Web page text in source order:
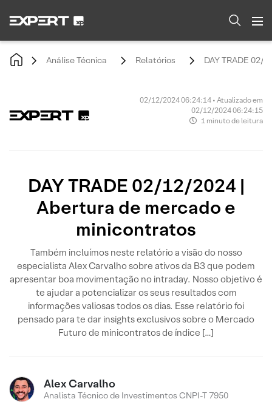
Análise Técnica Relatórios DAY TRADE 02/
02/12/2024 06:24:14 • Atualizado em
02/12/2024 06:24:15
1 minuto de leitura
DAY TRADE 02/12/2024 |
Abertura de mercado e
minicontratos
Também incluímos neste relatório a visão do nosso
especialista Alex Carvalho sobre ativos da B3 que podem
apresentar boa movimentação no intraday. Nosso objetivo é
te ajudar a potencializar os seus resultados com
informações valiosas todos os dias. Esse relatório foi
pensado para te dar insights exclusivos sobre o Mercado
Futuro de minicontratos de índice […]
Alex Carvalho
Analista Técnico de Investimentos CNPI-T 7950